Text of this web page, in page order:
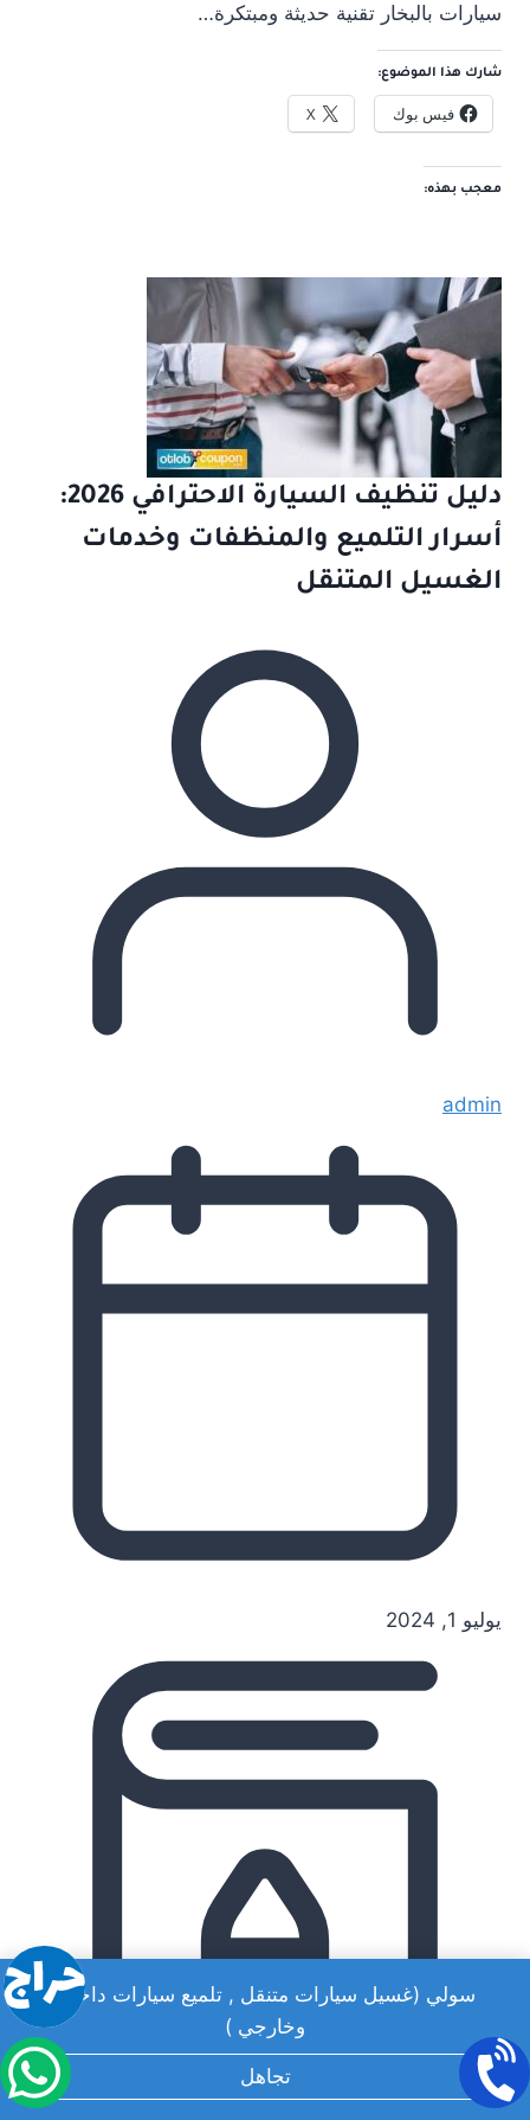
سولي (غسيل سيارات متنقل , تلميع سيارات داخلي
وخارجي )
تجاهل
سيارات بالبخار تقنية حديثة ومبتكرة…
شارك هذا الموضوع:
فيس بوك X
معجب بهذه:
دليل تنظيف السيارة الاحترافي 2026:
أسرار التلميع والمنظفات وخدمات
الغسيل المتنقل
admin
يوليو 1, 2024